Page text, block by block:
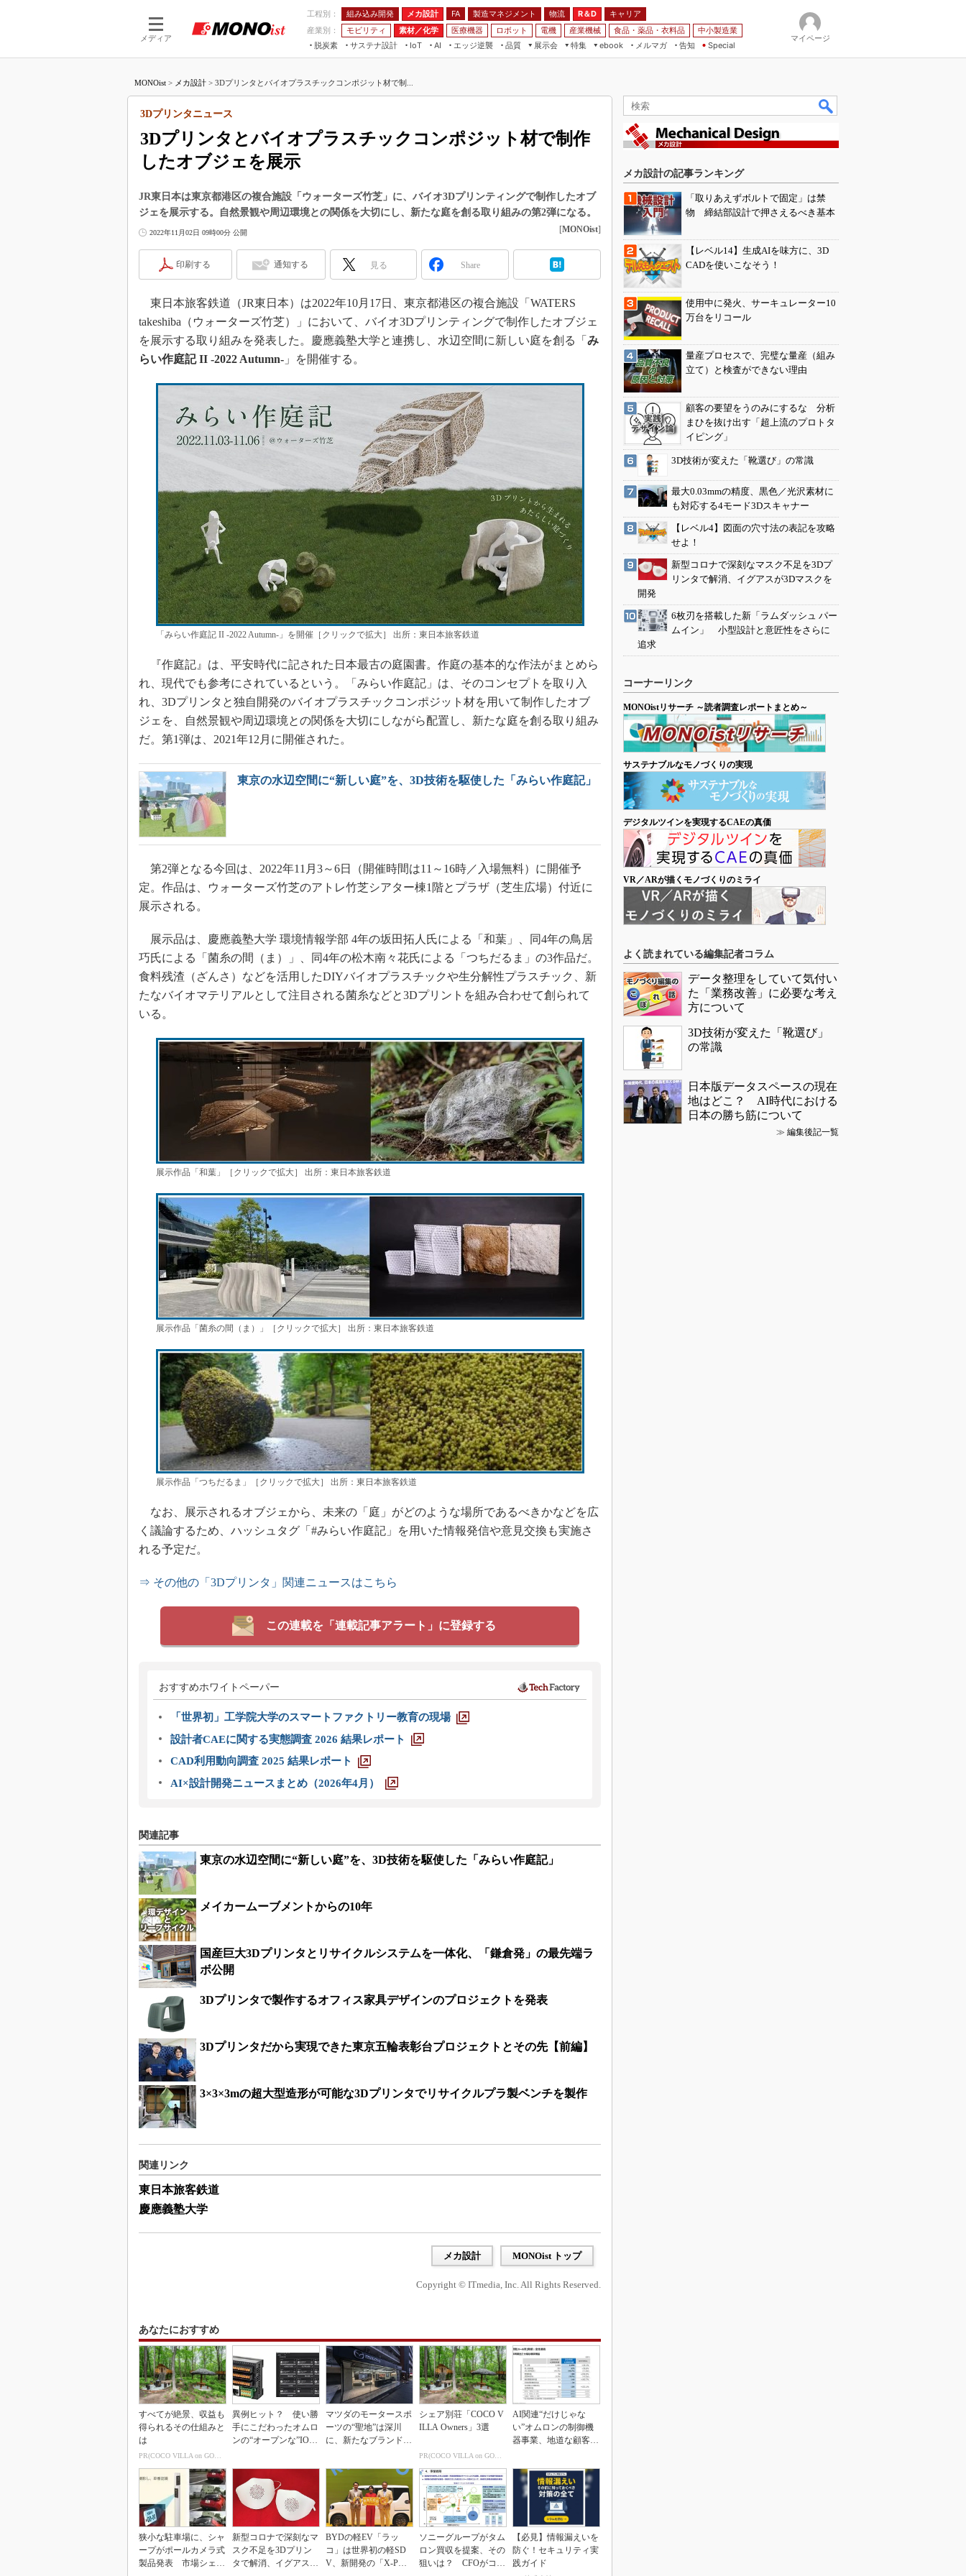
メディア
工程別： 組み込み開発 メカ設計 FA 製造マネジメント 物流 R＆D
キャリア
産業別：
モビリティ 素材／化学 医療機器 ロボット 電機 産業機械 食品・薬品・衣料品
中小製造業
脱炭素
サステナ設計
IoT
つながる工場
AI
AI×設備保全
エッジ逆襲 品質
展示会
JIMTOF
IIFES
TECHNO-FRONTIER
スマート工場EXPO
EdgeTech+
AUTOMOTIVE WORLD
産業オープンネット展
特集
組み込み画像技術
組み込みモデリング
車載ソフト開発
ISO26262
無償設計ツール
3Dプリンタ
デジタルツインとCAE
インダストリー4.0
イノベーション
製造業ビッグデータ
メイドインジャパン
知財マネジメント
海外生産
グローバル設計・開発
制御セキュリティ
新型コロナへの対応
ebook
FA
メルマガ
告知 Special
マイページ
MONOist > メカ設計 > 3Dプリンタとバイオプラスチックコンポジット材で制...
3Dプリンタとバイオプラスチックコンポジット材で制作
したオブジェを展示
3Dプリンタニュース
JR東日本は東京都港区の複合施設「ウォーターズ竹芝」に、バイオ3Dプリンティングで制作したオブ
ジェを展示する。自然景観や周辺環境との関係を大切にし、新たな庭を創る取り組みの第2弾になる。
2022年11月02日 09時00分 公開 [MONOist]
印刷する 通知する 見る Share
東日本旅客鉄道（JR東日本）は2022年10月17日、東京都港区の複合施設「WATERS
takeshiba（ウォーターズ竹芝）」において、バイオ3Dプリンティングで制作したオブジェ
を展示する取り組みを発表した。慶應義塾大学と連携し、水辺空間に新しい庭を創る「 み
らい作庭記 II -2022 Autumn- 」を開催する。
「みらい作庭記 II -2022 Autumn-」を開催［クリックで拡大］ 出所：東日本旅客鉄道
『作庭記』は、平安時代に記された日本最古の庭園書。作庭の基本的な作法がまとめら
れ、現代でも参考にされているという。「みらい作庭記」は、そのコンセプトを取り入
れ、3Dプリンタと独自開発のバイオプラスチックコンポジット材を用いて制作したオブ
ジェを、自然景観や周辺環境との関係を大切にしながら配置し、新たな庭を創る取り組み
だ。第1弾は、2021年12月に開催された。
東京の水辺空間に“新しい庭”を、3D技術を駆使した「みらい作庭記」
第2弾となる今回は、2022年11月3～6日（開催時間は11～16時／入場無料）に開催予
定。作品は、ウォーターズ竹芝のアトレ竹芝シアター棟1階とプラザ（芝生広場）付近に
展示される。
展示品は、慶應義塾大学 環境情報学部 4年の坂田拓人氏による「和葉」、同4年の鳥居
巧氏による「菌糸の間（ま）」、同4年の松木南々花氏による「つちだるま」の3作品だ。
食料残渣（ざんさ）などを活用したDIYバイオプラスチックや生分解性プラスチック、新
たなバイオマテリアルとして注目される菌糸などと3Dプリントを組み合わせて創られて
いる。
展示作品「和葉」［クリックで拡大］ 出所：東日本旅客鉄道
展示作品「菌糸の間（ま）」［クリックで拡大］ 出所：東日本旅客鉄道
展示作品「つちだるま」［クリックで拡大］ 出所：東日本旅客鉄道
なお、展示されるオブジェから、未来の「庭」がどのような場所であるべきかなどを広
く議論するため、ハッシュタグ「#みらい作庭記」を用いた情報発信や意見交換も実施さ
れる予定だ。
⇒ その他の「3Dプリンタ」関連ニュースはこちら
この連載を「連載記事アラート」に登録する
おすすめホワイトペーパー
「世界初」工学院大学のスマートファクトリー教育の現場
設計者CAEに関する実態調査 2026 結果レポート
CAD利用動向調査 2025 結果レポート
AI×設計開発ニュースまとめ（2026年4月）
関連記事
東京の水辺空間に“新しい庭”を、3D技術を駆使した「みらい作庭記」
メイカームーブメントからの10年
国産巨大3Dプリンタとリサイクルシステムを一体化、「鎌倉発」の最先端ラ
ボ公開
3Dプリンタで製作するオフィス家具デザインのプロジェクトを発表
3Dプリンタだから実現できた東京五輪表彰台プロジェクトとその先【前編】
3×3×3mの超大型造形が可能な3Dプリンタでリサイクルプラ製ベンチを製作
関連リンク
東日本旅客鉄道
慶應義塾大学
メカ設計 MONOist トップ
Copyright © ITmedia, Inc. All Rights Reserved.
あなたにおすすめ
すべてが絶景、収益も
得られるその仕組みと
は
PR(COCO VILLA on GOETHE)
異例ヒット？ 使い勝
手にこだわったオムロ
ンの“オープンな”IO-L
マツダのモータースポ
ーツの“聖地”は深川
に、新たなブランド体
シェア別荘「COCO V
ILLA Owners」3選
PR(COCO VILLA on GOETHE)
AI関連“だけじゃな
い”オムロンの制御機
器事業、地道な顧客基
狭小な駐車場に、シャ
ープがポールカメラ式
製品発表 市場シェア
新型コロナで深刻なマ
スク不足を3Dプリン
タで解消、イグアスが
BYDの軽EV「ラッ
コ」は世界初の軽SD
V、新開発の「X-PAC
ソニーグループがタム
ロン買収を提案、その
狙いは？ CFOがコメ
【必見】情報漏えいを
防ぐ！セキュリティ実
践ガイド
メカ設計の記事ランキング
「取りあえずボルトで固定」は禁
物 締結部設計で押さえるべき基本
【レベル14】生成AIを味方に、3D
CADを使いこなそう！
使用中に発火、サーキュレーター10
万台をリコール
量産プロセスで、完璧な量産（組み
立て）と検査ができない理由
顧客の要望をうのみにするな 分析
まひを抜け出す「超上流のプロトタ
イピング」
3D技術が変えた「靴選び」の常識
最大0.03mmの精度、黒色／光沢素材に
も対応する4モード3Dスキャナー
【レベル4】図面の穴寸法の表記を攻略
せよ！
新型コロナで深刻なマスク不足を3Dプ
リンタで解消、イグアスが3Dマスクを
開発
6枚刃を搭載した新「ラムダッシュ パー
ムイン」 小型設計と意匠性をさらに
追求
コーナーリンク
MONOistリサーチ ～読者調査レポートまとめ～
サステナブルなモノづくりの実現
デジタルツインを実現するCAEの真価
VR／ARが描くモノづくりのミライ
よく読まれている編集記者コラム
データ整理をしていて気付い
た「業務改善」に必要な考え
方について
3D技術が変えた「靴選び」
の常識
日本版データスペースの現在
地はどこ？ AI時代における
日本の勝ち筋について
≫ 編集後記一覧